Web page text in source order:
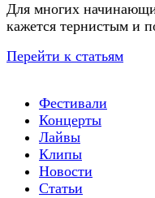
Для многих
кажется тернистым и
Перейти к статьям
Фестивали
Концерты
Лайвы
Клипы
Новости
Статьи